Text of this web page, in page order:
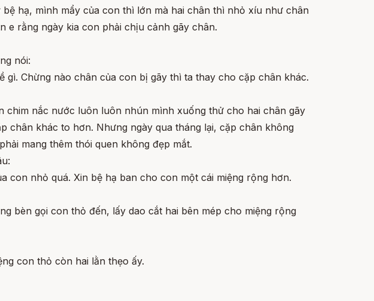
bệ hạ, mình mẩy của con thì lớn mà hai chân thì nhỏ xíu như chân
e rằng ngày kia con phải chịu cảnh gãy chân.
nói:
gì. Chừng nào chân của con bị gãy thì ta thay cho cặp chân khác.
chim nắc nước luôn luôn nhún mình xuống thử cho hai chân gãy
chân khác to hơn. Nhưng ngày qua tháng lại, cặp chân không
mang thêm thói quen không đẹp mắt.
con nhỏ quá. Xin bệ hạ ban cho con một cái miệng rộng hơn.
bèn gọi con thỏ đến, lấy dao cắt hai bên mép cho miệng rộng
con thỏ còn hai lằn thẹo ấy.